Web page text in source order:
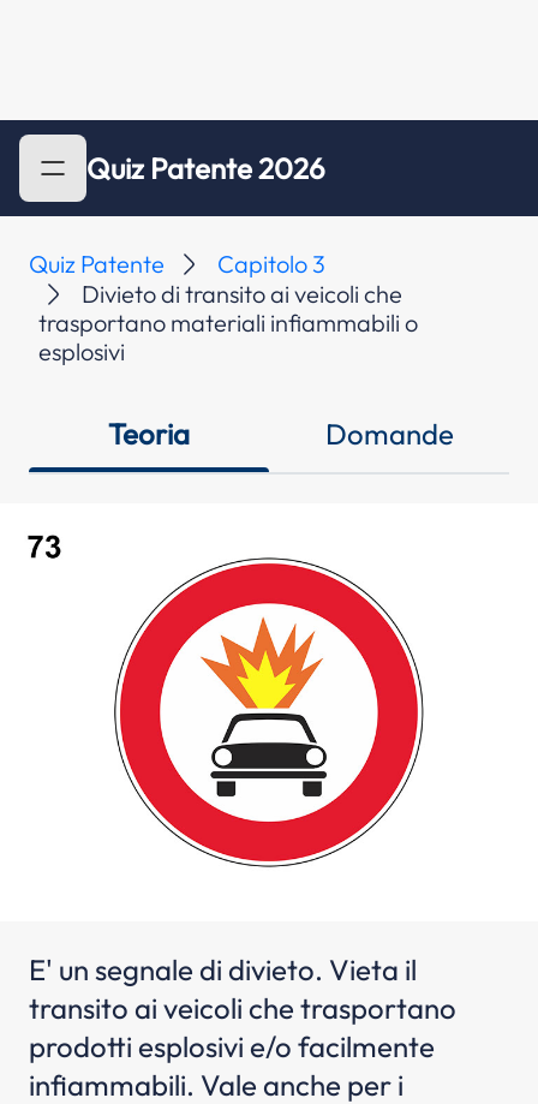
Quiz Patente 2026
Quiz Patente
Capitolo 3
Divieto di transito ai veicoli che
trasportano materiali infiammabili o
esplosivi
Teoria Domande
E' un segnale di divieto. Vieta il
transito ai veicoli che trasportano
prodotti esplosivi e/o facilmente
infiammabili. Vale anche per i